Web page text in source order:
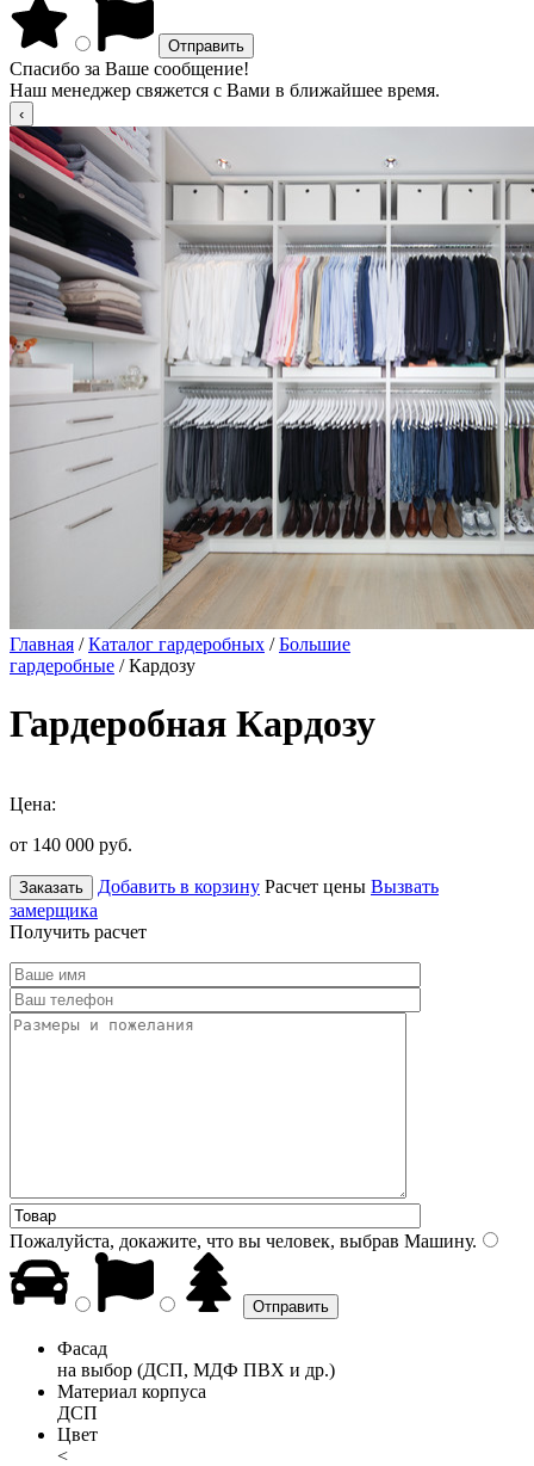
Спасибо за Ваше сообщение!
Наш менеджер свяжется с Вами в ближайшее время.
Главная /Каталог гардеробных /Большие
гардеробные / Кардозу
Гардеробная Кардозу
Цена:
от 140 000 руб.
Заказать Добавить в корзину Расчет цены Вызвать
замерщика
Получить расчет
Пожалуйста, докажите, что вы человек, выбрав Машину.
Фасад
на выбор (ДСП, МДФ ПВХ и др.)
Материал корпуса
ДСП
Цвет
<